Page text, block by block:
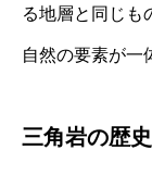
る地層と同じも
自然の要素が一
三角岩の歴